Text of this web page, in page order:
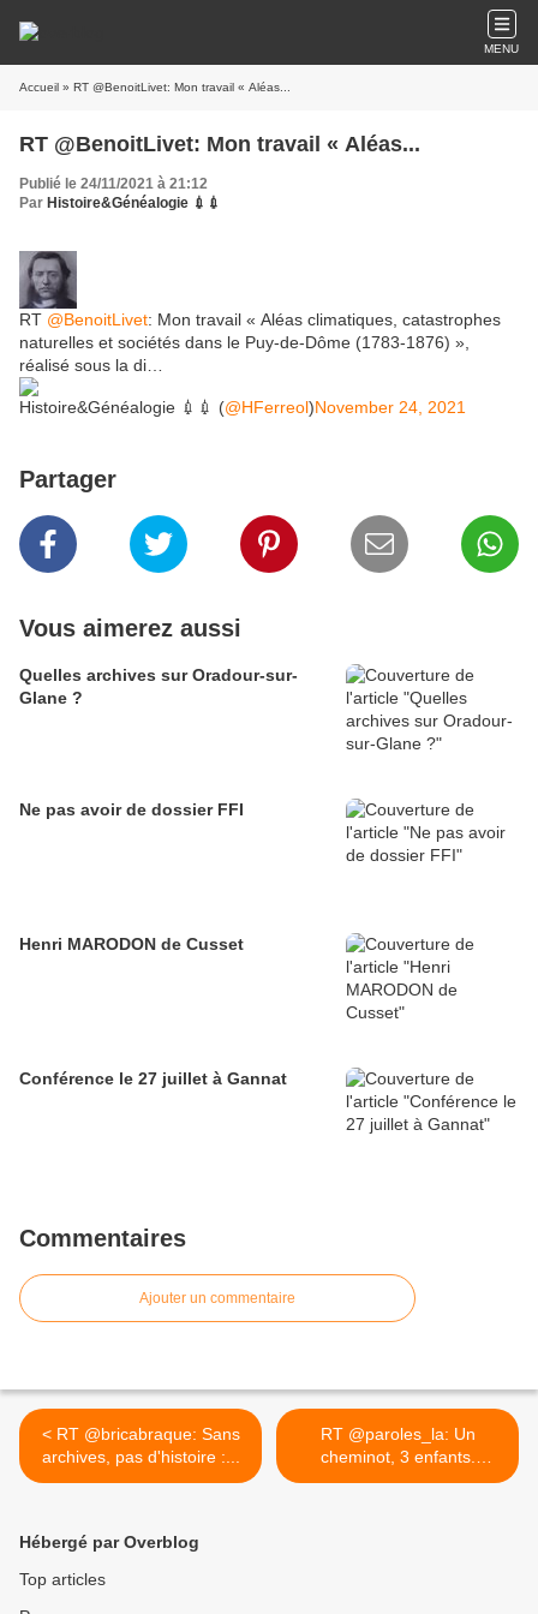
MENU
Accueil » RT @BenoitLivet: Mon travail « Aléas...
RT @BenoitLivet: Mon travail « Aléas...
Publié le 24/11/2021 à 21:12
Par Histoire&Généalogie 💉💉
RT @BenoitLivet: Mon travail « Aléas climatiques, catastrophes
naturelles et sociétés dans le Puy-de-Dôme (1783-1876) »,
réalisé sous la di…
Histoire&Généalogie 💉💉 (@HFerreol)November 24, 2021
Partager
Vous aimerez aussi
Quelles archives sur Oradour-sur-
Glane ?
Ne pas avoir de dossier FFI
Henri MARODON de Cusset
Conférence le 27 juillet à Gannat
Commentaires
Ajouter un commentaire
< RT @bricabraque: Sans
archives, pas d'histoire :...
RT @paroles_la: Un
cheminot, 3 enfants.
Commandant... >
Hébergé par Overblog
Top articles